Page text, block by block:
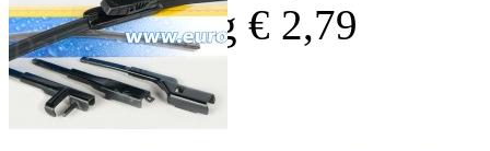
BTW Bedrag € 2,79